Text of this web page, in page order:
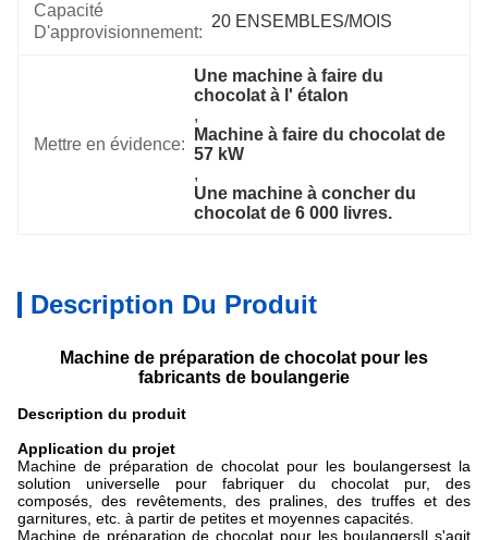
Capacité
D'approvisionnement:
20 ENSEMBLES/MOIS
Mettre en évidence:
Une machine à faire du
chocolat à l' étalon
,
Machine à faire du chocolat de
57 kW
,
Une machine à concher du
chocolat de 6 000 livres.
Description Du Produit
Machine de préparation de chocolat pour les
fabricants de boulangerie
Description du produit
Application du projet
Machine de préparation de chocolat pour les boulangersest la
solution universelle pour fabriquer du chocolat pur, des
composés, des revêtements, des pralines, des truffes et des
garnitures, etc. à partir de petites et moyennes capacités.
Machine de préparation de chocolat pour les boulangersIl s'agit